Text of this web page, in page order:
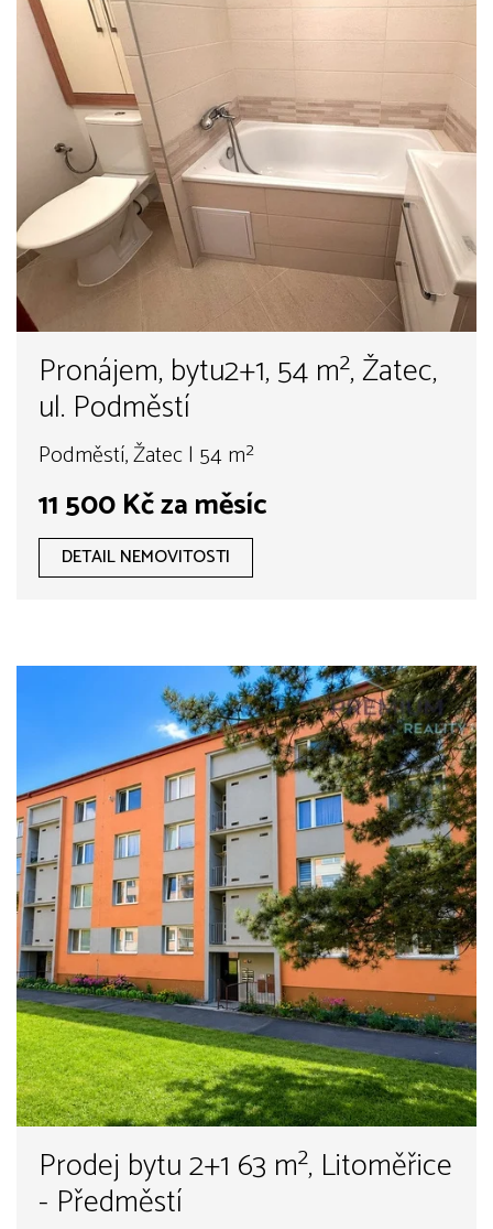
Pronájem, bytu2+1, 54 m², Žatec,
ul. Podměstí
Podměstí, Žatec | 54 m²
11 500 Kč za měsíc
DETAIL NEMOVITOSTI
Prodej bytu 2+1 63 m², Litoměřice
- Předměstí